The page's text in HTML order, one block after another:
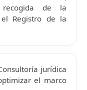
recogida de la
Registro de la
jurídica
el marco